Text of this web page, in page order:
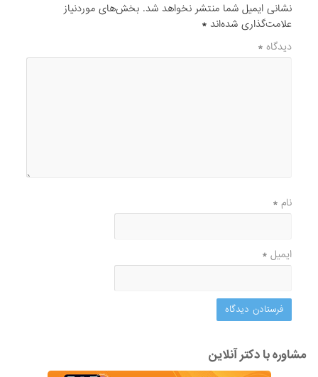
نشانی ایمیل شما منتشر نخواهد شد. بخش‌های موردنیاز
علامت‌گذاری شده‌اند*
دیدگاه*
نام*
ایمیل*
مشاوره با دکتر آنلاین